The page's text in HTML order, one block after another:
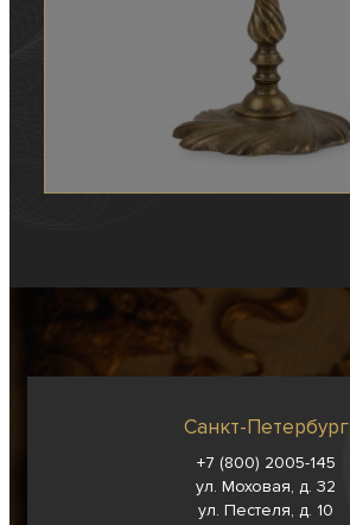
Санкт-Петербург
+7 (800) 2005-145
ул. Моховая, д. 32
ул. Пестеля, д. 10